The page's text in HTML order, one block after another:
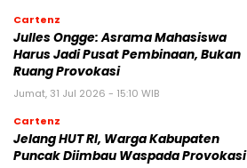
Cartenz
Julles Ongge: Asrama Mahasiswa
Harus Jadi Pusat Pembinaan, Bukan
Ruang Provokasi
Jumat, 31 Jul 2026 - 15:10 WIB
Cartenz
Jelang HUT RI, Warga Kabupaten
Puncak Diimbau Waspada Provokasi